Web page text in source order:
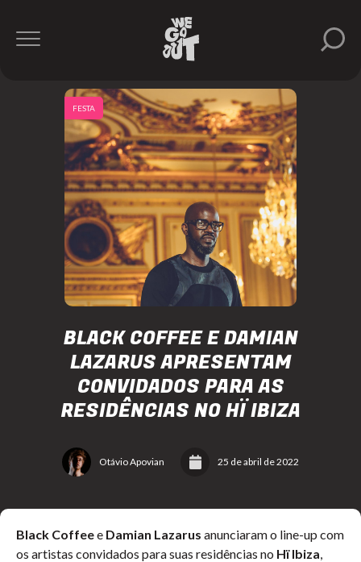
BLACK COFFEE E DAMIAN
LAZARUS APRESENTAM
CONVIDADOS PARA AS
RESIDÊNCIAS NO HÏ IBIZA
Otávio Apovian 25 de abril de 2022
FESTA
Black Coffeee Damian Lazarus anunciaram o line-up com
os artistas convidados para suas residências no Hï Ibiza,